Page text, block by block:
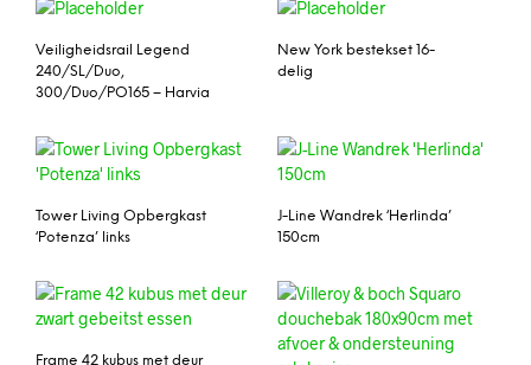
Veiligheidsrail Legend
240/SL/Duo,
300/Duo/PO165 – Harvia
New York bestekset 16-
delig
Tower Living Opbergkast
‘Potenza’ links
J-Line Wandrek ‘Herlinda’
150cm
Frame 42 kubus met deur